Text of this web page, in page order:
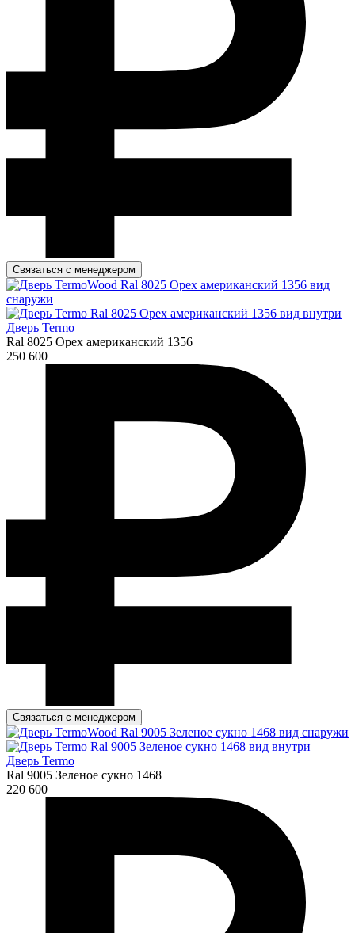
Связаться с менеджером
Дверь Termo
Ral 8025 Орех американский 1356
250 600
Связаться с менеджером
Дверь Termo
Ral 9005 Зеленое сукно 1468
220 600